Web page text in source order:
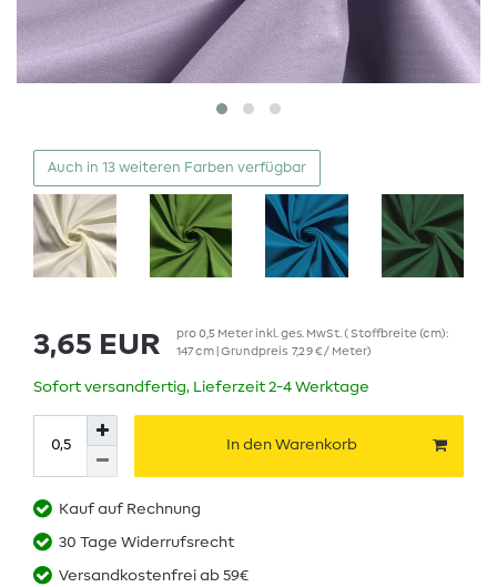
Auch in 13 weiteren Farben verfügbar
3,65 EUR pro0,5 Meterinkl. ges. MwSt. ( Stoffbreite (cm):
147 cm | Grundpreis 7,29 € / Meter)
Sofort versandfertig, Lieferzeit 2-4 Werktage
In den Warenkorb
Kauf auf Rechnung
30 Tage Widerrufsrecht
Versandkostenfrei ab 59€